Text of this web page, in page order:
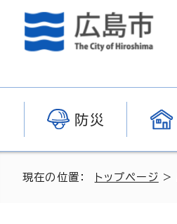
防災
現在の位置： トップページ >